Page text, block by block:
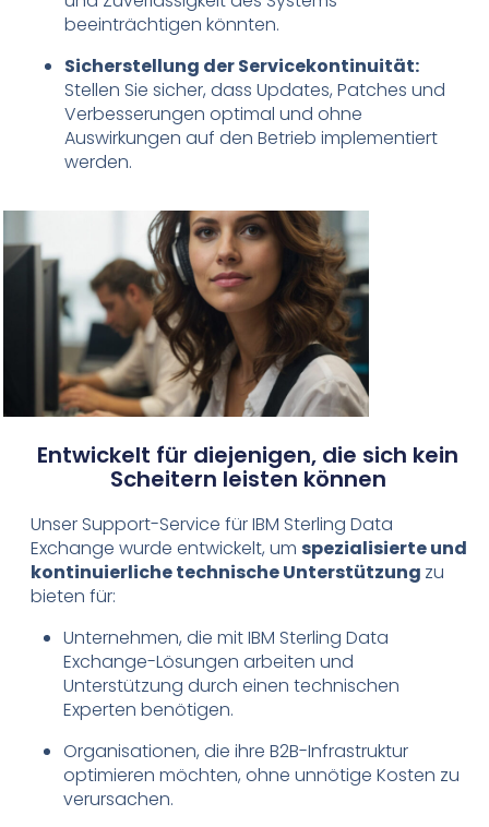
beeinträchtigen könnten.
Sicherstellung der Servicekontinuität:
Stellen Sie sicher, dass Updates, Patches und
Verbesserungen optimal und ohne
Auswirkungen auf den Betrieb implementiert
werden.
Entwickelt für diejenigen, die sich kein
Scheitern leisten können
Unser Support-Service für IBM Sterling Data
Exchange wurde entwickelt, umspezialisierte und
kontinuierliche technische Unterstützung zu
bieten für:
Unternehmen, die mit IBM Sterling Data
Exchange-Lösungen arbeiten und
Unterstützung durch einen technischen
Experten benötigen.
Organisationen, die ihre B2B-Infrastruktur
optimieren möchten, ohne unnötige Kosten zu
verursachen.